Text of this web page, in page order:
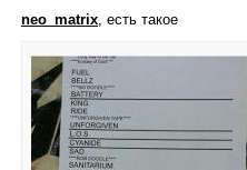
neo_matrix, есть такое